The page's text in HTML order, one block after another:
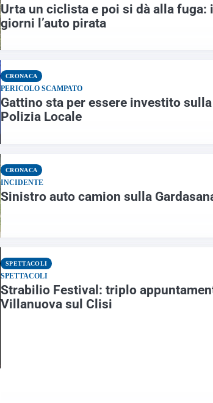
Urta un ciclista e poi si dà alla fuga:
giorni l’auto pirata
CRONACA
PERICOLO SCAMPATO
Gattino sta per essere investito
Polizia Locale
CRONACA
INCIDENTE
Sinistro auto camion sulla
SPETTACOLI
SPETTACOLI
Strabilio Festival: triplo
Villanuova sul Clisi